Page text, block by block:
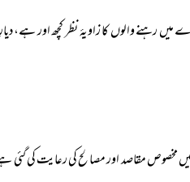
والوں کا زاویۂ نظر کچھ اور ہے،
مخصوص مقاصد اور مصالح کی رعایت کی گئی